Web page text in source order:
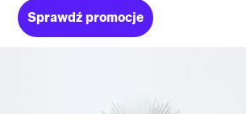
Sprawdź promocje